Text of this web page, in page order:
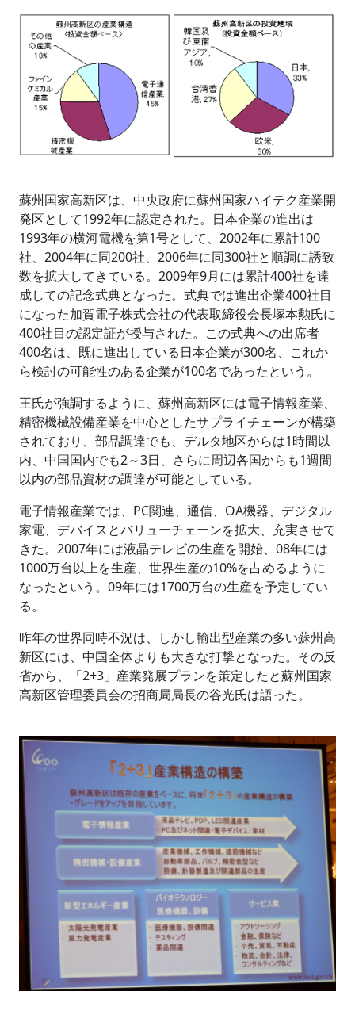
蘇州国家高新区は、中央政府に蘇州国家ハイテク産業開
発区として1992年に認定された。日本企業の進出は
1993年の横河電機を第1号として、2002年に累計100
社、2004年に同200社、2006年に同300社と順調に誘致
数を拡大してきている。2009年9月には累計400社を達
成しての記念式典となった。式典では進出企業400社目
になった加賀電子株式会社の代表取締役会長塚本勲氏に
400社目の認定証が授与された。この式典への出席者
400名は、既に進出している日本企業が300名、これか
ら検討の可能性のある企業が100名であったという。
王氏が強調するように、蘇州高新区には電子情報産業、
精密機械設備産業を中心としたサプライチェーンが構築
されており、部品調達でも、デルタ地区からは1時間以
内、中国国内でも2～3日、さらに周辺各国からも1週間
以内の部品資材の調達が可能としている。
電子情報産業では、PC関連、通信、OA機器、デジタル
家電、デバイスとバリューチェーンを拡大、充実させて
きた。2007年には液晶テレビの生産を開始、08年には
1000万台以上を生産、世界生産の10%を占めるように
なったという。09年には1700万台の生産を予定してい
る。
昨年の世界同時不況は、しかし輸出型産業の多い蘇州高
新区には、中国全体よりも大きな打撃となった。その反
省から、「2+3」産業発展プランを策定したと蘇州国家
高新区管理委員会の招商局局長の谷光氏は語った。